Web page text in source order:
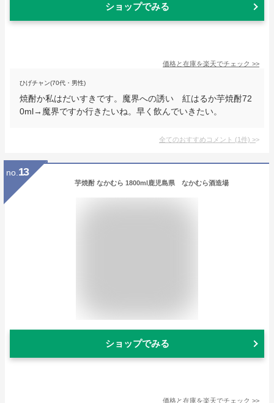
ショップでみる
価格と在庫を楽天でチェック >>
ひげチャン(70代・男性)
焼酎か私はだいすきです。魔界への誘い 紅はるか芋焼酎72
0ml→魔界ですか行きたいね。早く飲んでいきたい。
全てのおすすめコメント (1件) >
no. 13
芋焼酎 なかむら 1800ml鹿児島県 なかむら酒造場
ショップでみる
価格と在庫を楽天でチェック >>